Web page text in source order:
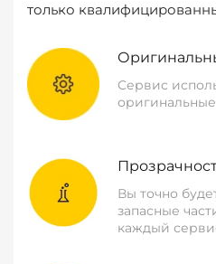
только
Сервис
оригинальные
Вы точно
запасные
каждый